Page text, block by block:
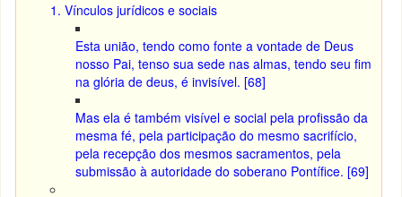
1. Vínculos jurídicos e sociais
Esta união, tendo como fonte a vontade de Deus
nosso Pai, tenso sua sede nas almas, tendo seu fim
na glória de deus, é invisível. [68]
Mas ela é também visível e social pela profissão da
mesma fé, pela participação do mesmo sacrifício,
pela recepção dos mesmos sacramentos, pela
submissão à autoridade do soberano Pontífice. [69]